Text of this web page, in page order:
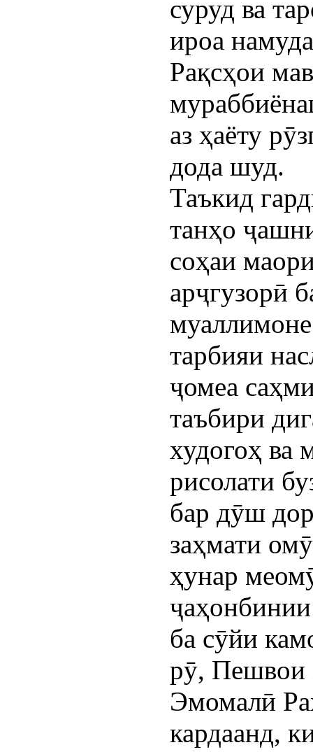
суруд ва
ироа
Рақсҳои
аз ҳаёту
дода шуд.
Таъкид
танҳо
соҳаи
арҷгузорӣ
тарбияи
ҷомеа
таъбири
худогоҳ ва
рисолати
бар дӯш
заҳмати
ҳунар
ба сӯйи
рӯ, Пешвои
Эмомалӣ
кардаанд,